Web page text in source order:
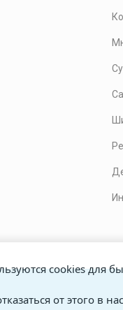
cookies для
от этого в